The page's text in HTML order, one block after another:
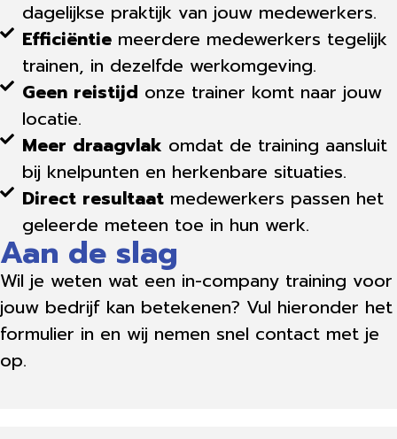
dagelijkse praktijk van jouw medewerkers.
Efficiëntie meerdere medewerkers tegelijk
trainen, in dezelfde werkomgeving.
Geen reistijd onze trainer komt naar jouw
locatie.
Meer draagvlak omdat de training aansluit
bij knelpunten en herkenbare situaties.
Direct resultaat medewerkers passen het
geleerde meteen toe in hun werk.
Aan de slag
Wil je weten wat een in-company training voor
jouw bedrijf kan betekenen? Vul hieronder het
formulier in en wij nemen snel contact met je
op.